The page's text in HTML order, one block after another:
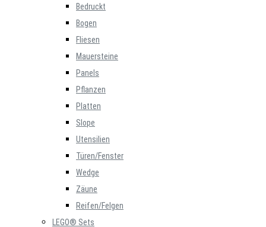
Bedruckt
Bogen
Fliesen
Mauersteine
Panels
Pflanzen
Platten
Slope
Utensilien
Türen/Fenster
Wedge
Zäune
Reifen/Felgen
LEGO® Sets